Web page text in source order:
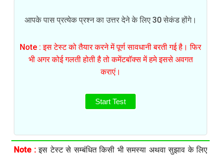
आपके पास प्रत्येक प्रश्न का उत्तर देने के लिए 30 सेकंड होंगे।
Note : इस टेस्ट को तैयार करने में पूर्ण सावधानी बरती गई है। फिर
भी अगर कोई गलती होती है तो कमेंटबॉक्स में हमे इससे अवगत
कराएं।
Start Test
Note :इस टेस्ट से सम्बंधित किसी भी समस्या अथवा सुझाव के लिए